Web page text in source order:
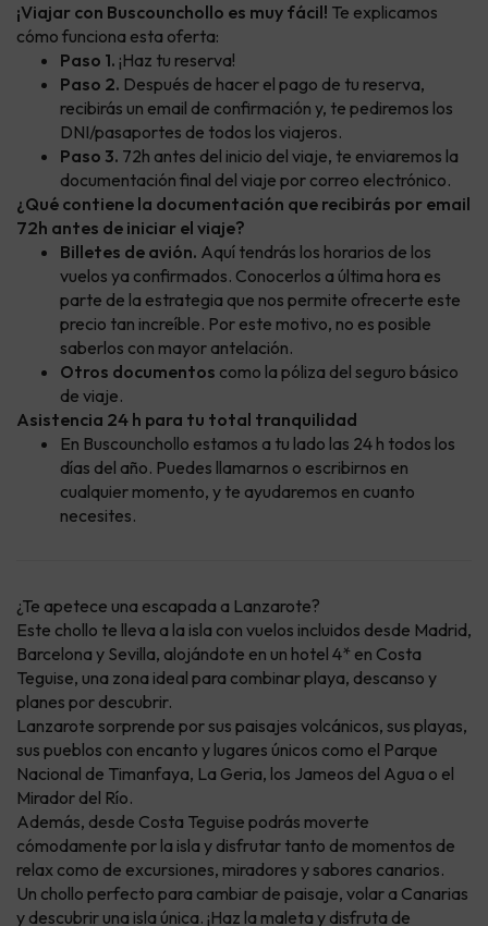
¡Viajar con Buscounchollo es muy fácil! Te explicamos
cómo funciona esta oferta:
Paso 1. ¡Haz tu reserva!
Paso 2. Después de hacer el pago de tu reserva,
recibirás un email de confirmación y, te pediremos los
DNI/pasaportes de todos los viajeros.
Paso 3. 72h antes del inicio del viaje, te enviaremos la
documentación final del viaje por correo electrónico.
¿Qué contiene la documentación que recibirás por email
72h antes de iniciar el viaje?
Billetes de avión. Aquí tendrás los horarios de los
vuelos ya confirmados. Conocerlos a última hora es
parte de la estrategia que nos permite ofrecerte este
precio tan increíble. Por este motivo, no es posible
saberlos con mayor antelación.
Otros documentos como la póliza del seguro básico
de viaje.
Asistencia 24 h para tu total tranquilidad
En Buscounchollo estamos a tu lado las 24 h todos los
días del año. Puedes llamarnos o escribirnos en
cualquier momento, y te ayudaremos en cuanto
necesites.
¿Te apetece una escapada a Lanzarote?
Este chollo te lleva a la isla con vuelos incluidos desde Madrid,
Barcelona y Sevilla, alojándote en un hotel 4* en Costa
Teguise, una zona ideal para combinar playa, descanso y
planes por descubrir.
Lanzarote sorprende por sus paisajes volcánicos, sus playas,
sus pueblos con encanto y lugares únicos como el Parque
Nacional de Timanfaya, La Geria, los Jameos del Agua o el
Mirador del Río.
Además, desde Costa Teguise podrás moverte
cómodamente por la isla y disfrutar tanto de momentos de
relax como de excursiones, miradores y sabores canarios.
Un chollo perfecto para cambiar de paisaje, volar a Canarias
y descubrir una isla única. ¡Haz la maleta y disfruta de